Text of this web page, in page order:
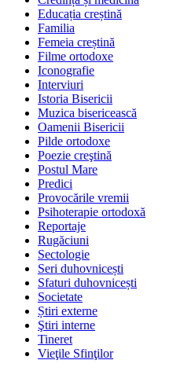
Educația creștină
Familia
Femeia creștină
Filme ortodoxe
Iconografie
Interviuri
Istoria Bisericii
Muzica bisericească
Oamenii Bisericii
Pilde ortodoxe
Poezie creştină
Postul Mare
Predici
Provocările vremii
Psihoterapie ortodoxă
Reportaje
Rugăciuni
Sectologie
Seri duhovnicești
Sfaturi duhovnicești
Societate
Știri externe
Ştiri interne
Tineret
Vieţile Sfinţilor